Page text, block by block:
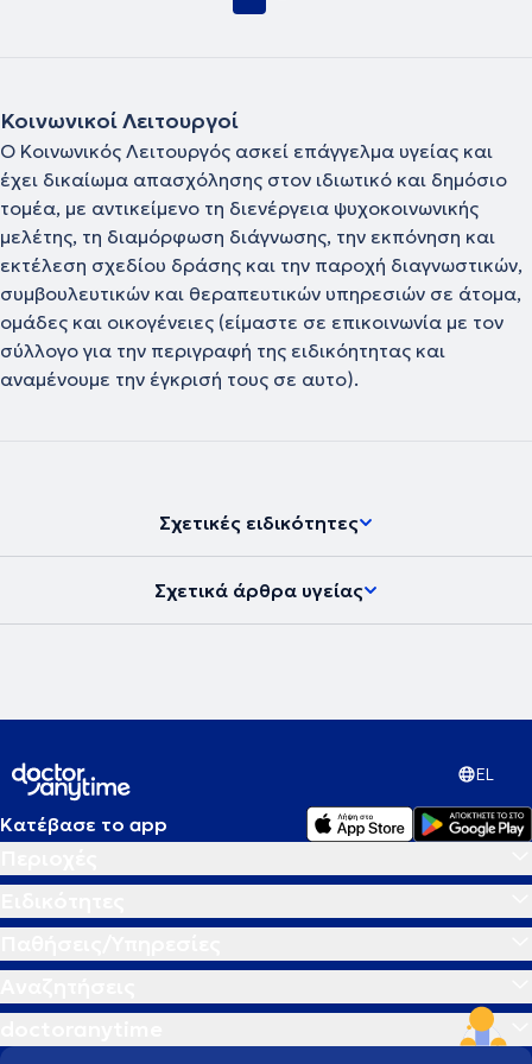
Κοινωνικοί Λειτουργοί
Ο Κοινωνικός Λειτουργός ασκεί επάγγελμα υγείας και
έχει δικαίωμα απασχόλησης στον ιδιωτικό και δημόσιο
τομέα, με αντικείμενο τη διενέργεια ψυχοκοινωνικής
μελέτης, τη διαμόρφωση διάγνωσης, την εκπόνηση και
εκτέλεση σχεδίου δράσης και την παροχή διαγνωστικών,
συμβουλευτικών και θεραπευτικών υπηρεσιών σε άτομα,
ομάδες και οικογένειες (είμαστε σε επικοινωνία με τον
σύλλογο για την περιγραφή της ειδικόητητας και
αναμένουμε την έγκρισή τους σε αυτο).
Σχετικές ειδικότητες
Σχετικά άρθρα υγείας
EL
Κατέβασε το app